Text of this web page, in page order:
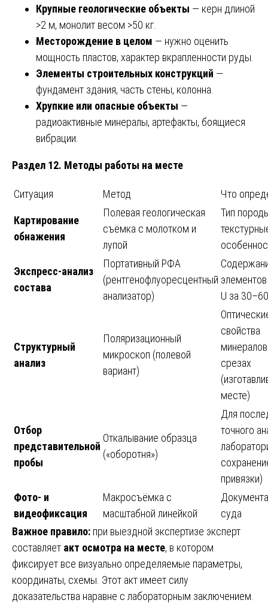
Крупные геологические объекты — керн длиной
>2 м, монолит весом >50 кг.
Месторождение в целом — нужно оценить
мощность пластов, характер вкрапленности руды.
Элементы строительных конструкций —
фундамент здания, часть стены, колонна.
Хрупкие или опасные объекты —
радиоактивные минералы, артефакты, боящиеся
вибрации.
Раздел 12. Методы работы на месте
Ситуация Метод Что
Картирование
обнажения
Полевая геологическая
съёмка с молотком и
лупой
Тип
Экспресс-анализ
состава
Портативный РФА
(рентгенофлуоресцентный
анализатор)
U за
Структурный
анализ
Поляризационный
микроскоп (полевой
вариант)
свойства
срезах
месте)
Отбор
представительной
пробы
Откалывание образца
(«оборотня»)
Для
точного
привязки)
Фото- и
видеофиксация
Макросъёмка с
масштабной линейкой
суда
Важное правило: при выездной экспертизе эксперт
составляет акт осмотра на месте, в котором
фиксирует все визуально определяемые параметры,
координаты, схемы. Этот акт имеет силу
доказательства наравне с лабораторным заключением.